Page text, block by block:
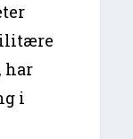
har
i